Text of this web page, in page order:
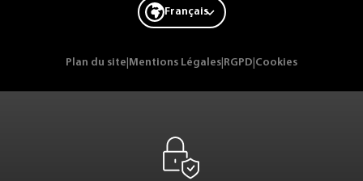
Français
Plan du site Mentions Légales RGPD Cookies